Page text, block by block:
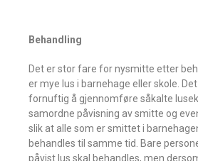
Behandling
Det er stor fare for nysmitte etter
er mye lus i barnehage eller skole.
fornuftig å gjennomføre såkalte
samordne påvisning av smitte og
slik at alle som er smittet i
behandles til samme tid. Bare
påvist lus skal behandles, men